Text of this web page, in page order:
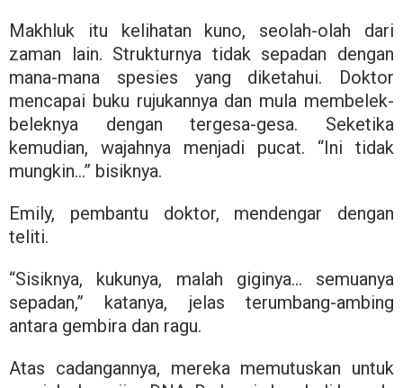
Makhluk itu kelihatan kuno, seolah-olah dari
zaman lain. Strukturnya tidak sepadan dengan
mana-mana spesies yang diketahui. Doktor
mencapai buku rujukannya dan mula membelek-
beleknya dengan tergesa-gesa. Seketika
kemudian, wajahnya menjadi pucat. “Ini tidak
mungkin…” bisiknya.
Emily, pembantu doktor, mendengar dengan
teliti.
“Sisiknya, kukunya, malah giginya… semuanya
sepadan,” katanya, jelas terumbang-ambing
antara gembira dan ragu.
Atas cadangannya, mereka memutuskan untuk